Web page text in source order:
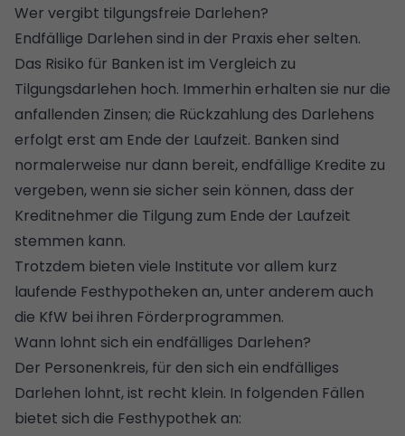
Wer vergibt tilgungsfreie Darlehen?
Endfällige Darlehen sind in der Praxis eher selten.
Das Risiko für Banken ist im Vergleich zu
Tilgungsdarlehen hoch. Immerhin erhalten sie nur die
anfallenden Zinsen; die Rückzahlung des Darlehens
erfolgt erst am Ende der Laufzeit. Banken sind
normalerweise nur dann bereit, endfällige Kredite zu
vergeben, wenn sie sicher sein können, dass der
Kreditnehmer die Tilgung zum Ende der Laufzeit
stemmen kann.
Trotzdem bieten viele Institute vor allem kurz
laufende Festhypotheken an, unter anderem auch
die KfW bei ihren Förderprogrammen.
Wann lohnt sich ein endfälliges Darlehen?
Der Personenkreis, für den sich ein endfälliges
Darlehen lohnt, ist recht klein. In folgenden Fällen
bietet sich die Festhypothek an: